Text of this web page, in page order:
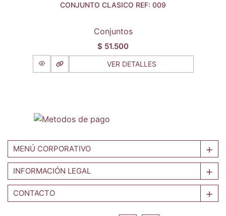
CONJUNTO CLASICO REF: 009
Conjuntos
$ 51.500
VER DETALLES
MENÚ CORPORATIVO
INFORMACIÓN LEGAL
CONTACTO